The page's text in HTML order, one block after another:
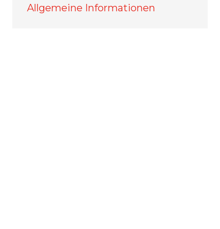
Allgemeine Informationen